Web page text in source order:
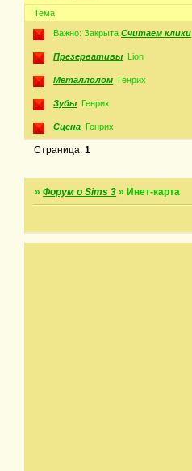
Тема
Важно: ЗакрытаСчитаем клики
Презервативы Lion
Металлолом Генрих
Зубы Генрих
Сцена Генрих
Страница:1
»Форум о Sims 3 » Инет-карта